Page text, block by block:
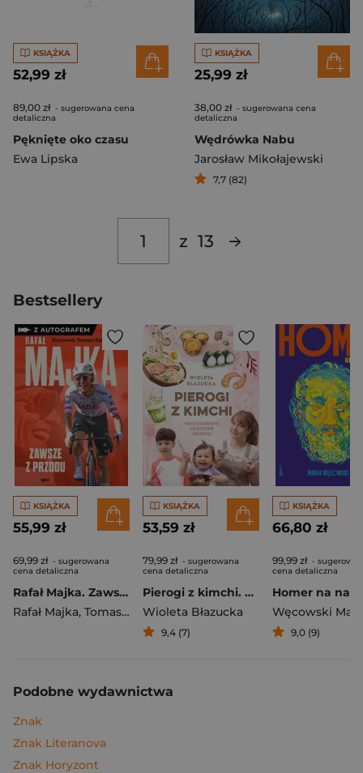
KSIĄŻKA
52,99 zł
89,00 zł - sugerowana cena
detaliczna
Pęknięte oko czasu
Ewa Lipska
KSIĄŻKA
25,99 zł
38,00 zł - sugerowana cena
detaliczna
Wędrówka Nabu
Jarosław Mikołajewski
7,7 (82)
z 13
Bestsellery
KSIĄŻKA
55,99 zł
69,99 zł - sugerowana
cena detaliczna
Rafał Majka. Zawsze z przodu. Rozmawia Tomasz Kalemba - książka z autografem
Rafał Majka, Tomasz Kalemba
KSIĄŻKA
53,59 zł
79,99 zł - sugerowana
cena detaliczna
Pierogi z kimchi. Moje ulubione azjatyckie przepisy
Wioleta Błazucka
9,4 (7)
KSIĄŻKA
66,80 zł
99,99 zł -
cena detaliczna
Węcowski
9,0 (9)
Podobne wydawnictwa
Znak
Znak Literanova
Znak Horyzont